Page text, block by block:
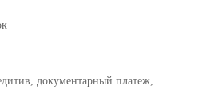
документарный платеж,